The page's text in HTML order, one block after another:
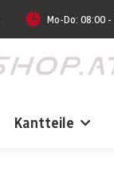
Mo-Do: 08:00
Kantteile